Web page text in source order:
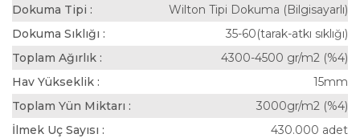
Dokuma Tipi :
Wilton Tipi Dokuma (Bilgisayarlı)
Dokuma Sıklığı :
35-60(tarak-atkı sıklığı)
Toplam Ağırlık :
4300-4500 gr/m2 (%4)
Hav Yükseklik :
15mm
Toplam Yün Miktarı :
3000gr/m2 (%4)
İlmek Uç Sayısı :
430.000 adet